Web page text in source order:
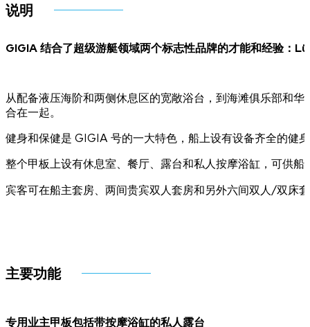
说明
GIGIA 结合了超级游艇领域两个标志性品牌的才能和经验：
从配备液压海阶和两侧休息区的宽敞浴台，到海滩俱乐部和
合在一起。
健身和保健是 GIGIA 号的一大特色，船上设有设备齐全的健
整个甲板上设有休息室、餐厅、露台和私人按摩浴缸，可供
宾客可在船主套房、两间贵宾双人套房和另外六间双人/双床
主要功能
专用业主甲板包括带按摩浴缸的私人露台